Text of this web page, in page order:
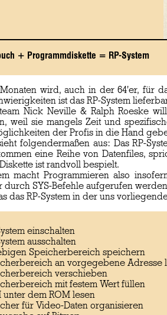
+ Programmdiskette = RP-System
wird, auch in der 64'er, für
ist das RP-System
Nick Neville & Ralph Roeske
weil sie mangels Zeit und
der Profis in die Hand
folgendermaßen aus: Das RP-
eine Reihe von Datenfiles,
ist randvoll bespielt.
macht Programmieren also
durch SYS-Befehle aufgerufen
das RP-System in der uns
einschalten
ausschalten
Speicherbereich speichern
an vorgegebene Adresse
verschieben
mit festem Wert füllen
unter dem ROM lesen
für Video-Daten organisieren